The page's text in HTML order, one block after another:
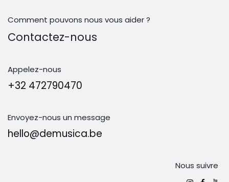
Comment pouvons nous vous aider ?
Contactez-nous
Appelez-nous
+32 472790470
Envoyez-nous un message
hello@demusica.be
Nous suivre